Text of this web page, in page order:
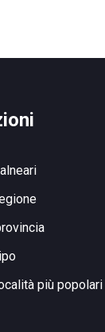
più popolari